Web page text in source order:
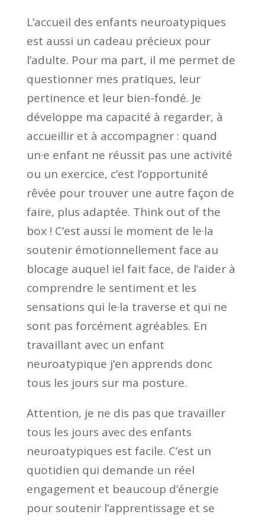
L’accueil des enfants neuroatypiques
est aussi un cadeau précieux pour
l’adulte. Pour ma part, il me permet de
questionner mes pratiques, leur
pertinence et leur bien-fondé. Je
développe ma capacité à regarder, à
accueillir et à accompagner : quand
un·e enfant ne réussit pas une activité
ou un exercice, c’est l’opportunité
rêvée pour trouver une autre façon de
faire, plus adaptée. Think out of the
box ! C’est aussi le moment de le·la
soutenir émotionnellement face au
blocage auquel iel fait face, de l’aider à
comprendre le sentiment et les
sensations qui le·la traverse et qui ne
sont pas forcément agréables. En
travaillant avec un enfant
neuroatypique j’en apprends donc
tous les jours sur ma posture.
Attention, je ne dis pas que travailler
tous les jours avec des enfants
neuroatypiques est facile. C’est un
quotidien qui demande un réel
engagement et beaucoup d’énergie
pour soutenir l’apprentissage et se